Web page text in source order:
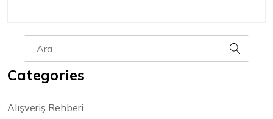
Categories
Alışveriş Rehberi